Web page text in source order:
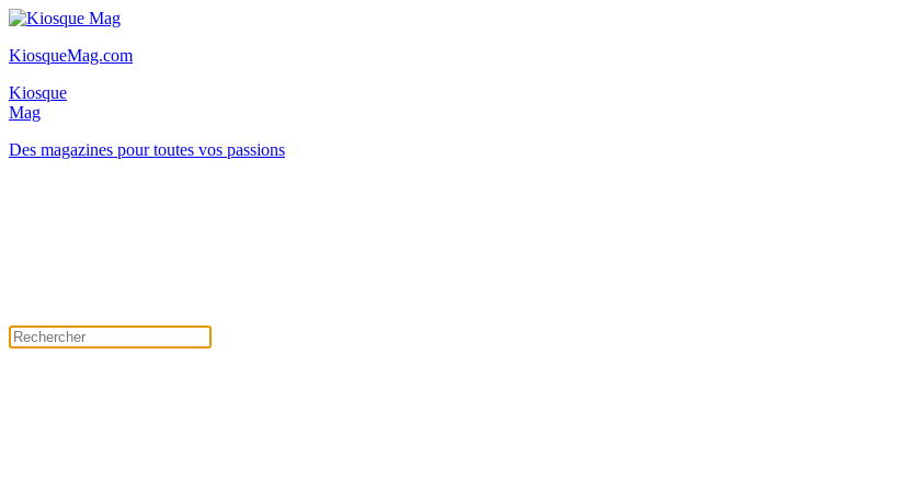
KiosqueMag.com
Kiosque
Mag
Des magazines pour toutes vos passions